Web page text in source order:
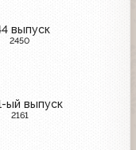
выпуск
2450
ый выпуск
2161